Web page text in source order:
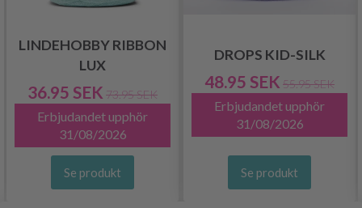
LINDEHOBBY RIBBON
LUX
36.95 SEK 73.95 SEK
Erbjudandet upphör
31/08/2026
Se produkt
DROPS KID-SILK
48.95 SEK 55.95 SEK
Erbjudandet upphör
31/08/2026
Se produkt